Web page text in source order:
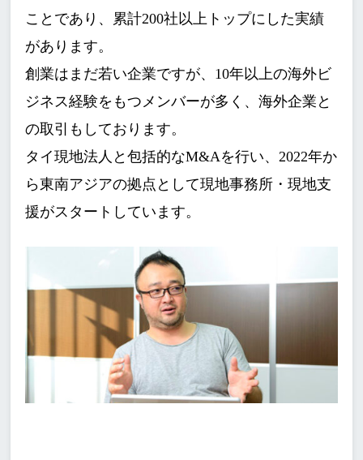
ことであり、累計200社以上トップにした実績
があります。
創業はまだ若い企業ですが、10年以上の海外ビ
ジネス経験をもつメンバーが多く、海外企業と
の取引もしております。
タイ現地法人と包括的なM&Aを行い、2022年か
ら東南アジアの拠点として現地事務所・現地支
援がスタートしています。